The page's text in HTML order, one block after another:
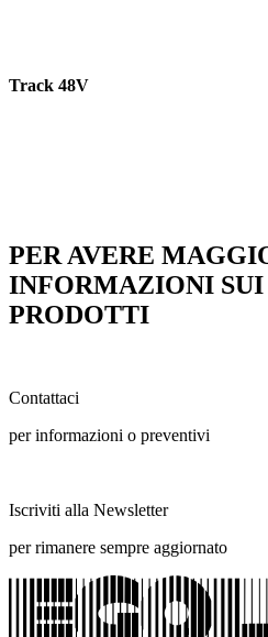
Track 48V
PER AVERE
INFORMAZIONI SUI
PRODOTTI
Contattaci
per informazioni o preventivi
Iscriviti alla Newsletter
per rimanere sempre aggiornato